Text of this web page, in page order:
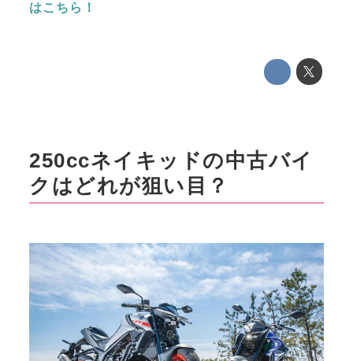
はこちら！
250ccネイキッドの中古バイ
クはどれが狙い目？